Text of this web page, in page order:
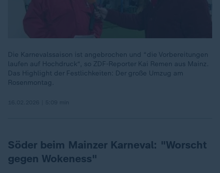
Die Karnevalssaison ist angebrochen und “die Vorbereitungen
laufen auf Hochdruck“, so ZDF-Reporter Kai Remen aus Mainz.
Das Highlight der Festlichkeiten: Der große Umzug am
Rosenmontag.
Söder beim Mainzer Karneval: "Worscht
gegen Wokeness"